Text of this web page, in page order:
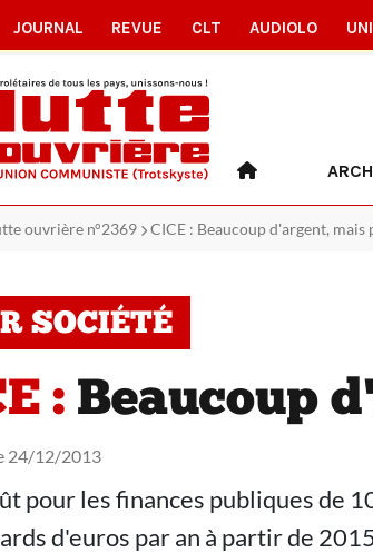
JOURNAL REVUE CLT AUDIOLO
ouvrière n°2369 CICE : Beaucoup d'argent, mais
SOCIÉTÉ
: Beaucoup
24/12/2013
pour les finances publiques de
d'euros par an à partir de